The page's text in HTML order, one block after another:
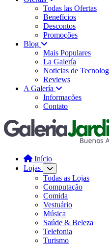
Todas las Ofertas
Benefícios
Descontos
Promoções
Blog
Mais Populares
La Galería
Noticias de
Reviews
A Galería
Informações
Contato
Início
Lojas
Todas as Lojas
Computação
Comida
Vestuário
Música
Saúde & Beleza
Telefonia
Turismo